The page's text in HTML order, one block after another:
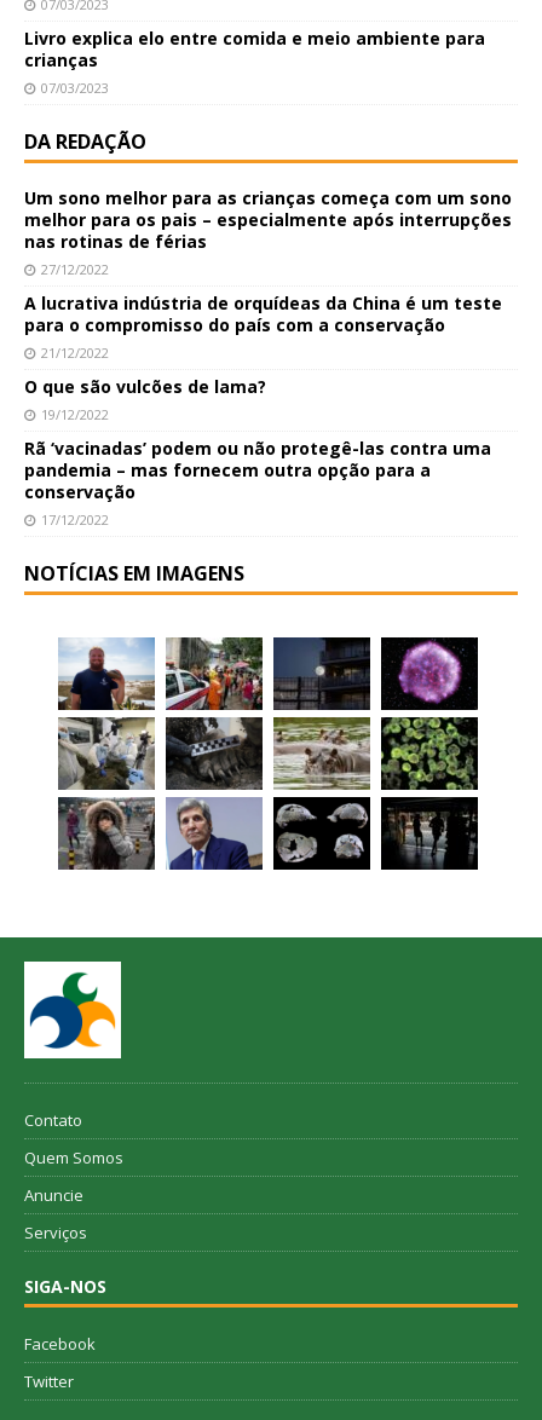
07/03/2023
Livro explica elo entre comida e meio ambiente para
crianças
07/03/2023
DA REDAÇÃO
Um sono melhor para as crianças começa com um sono
melhor para os pais – especialmente após interrupções
nas rotinas de férias
27/12/2022
A lucrativa indústria de orquídeas da China é um teste
para o compromisso do país com a conservação
21/12/2022
O que são vulcões de lama?
19/12/2022
Rã ‘vacinadas’ podem ou não protegê-las contra uma
pandemia – mas fornecem outra opção para a
conservação
17/12/2022
NOTÍCIAS EM IMAGENS
Contato
Quem Somos
Anuncie
Serviços
SIGA-NOS
Facebook
Twitter